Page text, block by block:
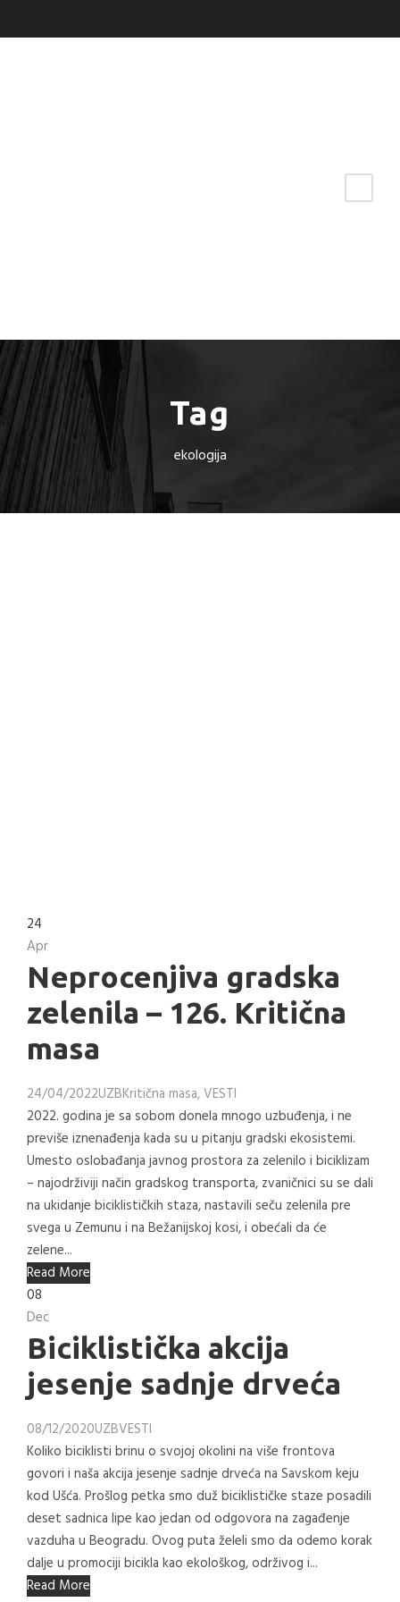
Tag
ekologija
24
Apr
Neprocenjiva gradska
zelenila – 126. Kritična
masa
24/04/2022UZBKritična masa,VESTI
2022. godina je sa sobom donela mnogo uzbuđenja, i ne
previše iznenađenja kada su u pitanju gradski ekosistemi.
Umesto oslobađanja javnog prostora za zelenilo i biciklizam
– najodrživiji način gradskog transporta, zvaničnici su se dali
na ukidanje biciklističkih staza, nastavili seču zelenila pre
svega u Zemunu i na Bežanijskoj kosi, i obećali da će
zelene...
Read More
08
Dec
Biciklistička akcija
jesenje sadnje drveća
08/12/2020UZBVESTI
Koliko biciklisti brinu o svojoj okolini na više frontova
govori i naša akcija jesenje sadnje drveća na Savskom keju
kod Ušća. Prošlog petka smo duž biciklističke staze posadili
deset sadnica lipe kao jedan od odgovora na zagađenje
vazduha u Beogradu. Ovog puta želeli smo da odemo korak
dalje u promociji bicikla kao ekološkog, održivog i...
Read More